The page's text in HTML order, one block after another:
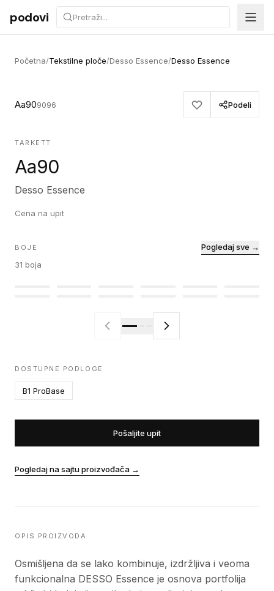
Preskoči na sadržaj
podovi
Početna/Tekstilne ploče/Desso Essence/Desso Essence
Aa909096 Podeli
TARKETT
Aa90
Desso Essence
Cena na upit
BOJE
31 boja
Pogledaj sve →
DOSTUPNE PODLOGE
B1 ProBase
Pošaljite upit
Pogledaj na sajtu proizvođača →
OPIS PROIZVODA
Osmišljena da se lako kombinuje, izdržljiva i veoma
funkcionalna DESSO Essence je osnova portfolija